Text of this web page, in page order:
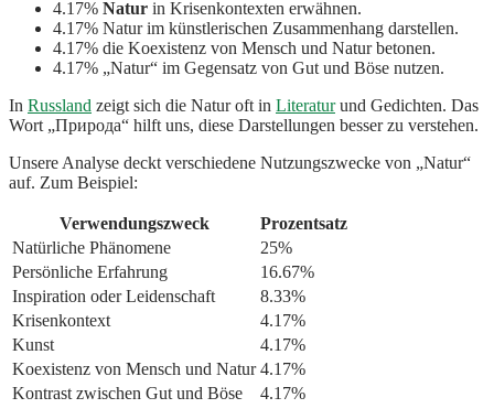
4.17% Natur in Krisenkontexten erwähnen.
4.17% Natur im künstlerischen Zusammenhang darstellen.
4.17% die Koexistenz von Mensch und Natur betonen.
4.17% „Natur“ im Gegensatz von Gut und Böse nutzen.
In Russland zeigt sich die Natur oft in Literaturund Gedichten. Das
Wort „Природа“ hilft uns, diese Darstellungen besser zu verstehen.
Unsere Analyse deckt verschiedene Nutzungszwecke von „Natur“
auf. Zum Beispiel:
Verwendungszweck
Prozentsatz
Natürliche Phänomene
25%
Persönliche Erfahrung
16.67%
Inspiration oder Leidenschaft
8.33%
Krisenkontext
4.17%
Kunst
4.17%
Koexistenz von Mensch und Natur 4.17%
Kontrast zwischen Gut und Böse
4.17%